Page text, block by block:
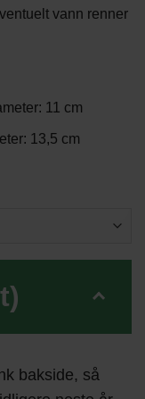
vann renner
11 cm
13,5 cm
bakside, så